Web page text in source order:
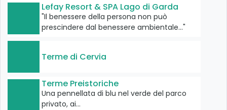
Lefay Resort & SPA Lago di Garda
"Il benessere della persona non può
prescindere dal benessere ambientale..."
Terme di Cervia
Terme Preistoriche
Una pennellata di blu nel verde del parco
privato, ai…